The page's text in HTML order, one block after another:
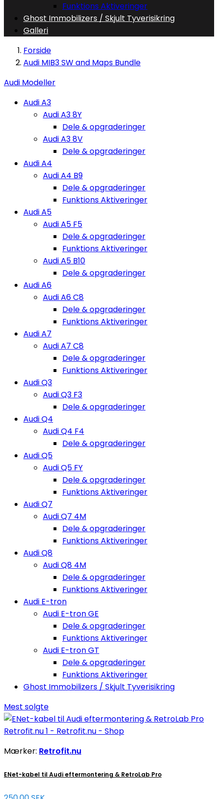
Funktions Aktiveringer
Ghost Immobilizers / Skjult Tyverisikring
Galleri
Forside
Audi MIB3 SW and Maps Bundle
Audi Modeller
Audi A3
Audi A3 8Y
Dele & opgraderinger
Audi A3 8V
Dele & opgraderinger
Audi A4
Audi A4 B9
Dele & opgraderinger
Funktions Aktiveringer
Audi A5
Audi A5 F5
Dele & opgraderinger
Funktions Aktiveringer
Audi A5 B10
Dele & opgraderinger
Audi A6
Audi A6 C8
Dele & opgraderinger
Funktions Aktiveringer
Audi A7
Audi A7 C8
Dele & opgraderinger
Funktions Aktiveringer
Audi Q3
Audi Q3 F3
Dele & opgraderinger
Audi Q4
Audi Q4 F4
Dele & opgraderinger
Audi Q5
Audi Q5 FY
Dele & opgraderinger
Funktions Aktiveringer
Audi Q7
Audi Q7 4M
Dele & opgraderinger
Funktions Aktiveringer
Audi Q8
Audi Q8 4M
Dele & opgraderinger
Funktions Aktiveringer
Audi E-tron
Audi E-tron GE
Dele & opgraderinger
Funktions Aktiveringer
Audi E-tron GT
Dele & opgraderinger
Funktions Aktiveringer
Ghost Immobilizers / Skjult Tyverisikring
Mest solgte
Mærker: Retrofit.nu
ENet-kabel til Audi eftermontering & RetroLab Pro